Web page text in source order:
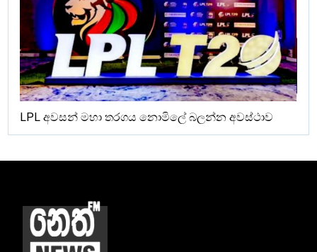
LPL අවසන් මහා තරගය නොමිලේ බලන්න අවස්ථාව